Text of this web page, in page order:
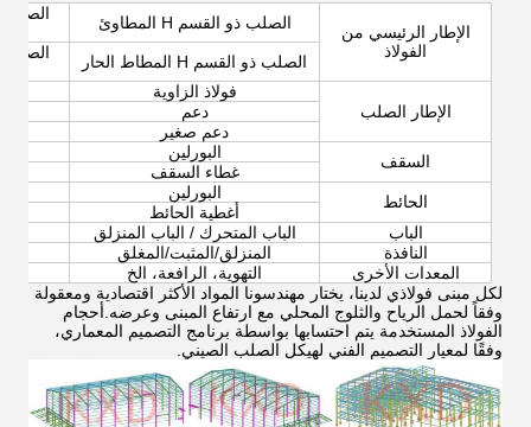
الإطار الرئيسي من
الفولاذ
الصلب ذو القسم H المطاوئ
الصلب ذو القسم H المطاط الحار
الإطار الصلب
فولاذ الزاوية
دعم
دعم صغير
السقف
البورلين
غطاء السقف
الحائط
البورلين
أغطية الحائط
الباب
الباب المتحرك / الباب المنزلق
النافذة
المنزلق/المثبت/المغلق
المعدات الأخرى
التهوية، الرافعة، الخ
لكل مبنى فولاذي لدينا، يختار مهندسونا المواد الأكثر اقتصادية ومعقولة
وفقاً لحمل الرياح والثلوج المحلي مع ارتفاع المبنى وعرضه.أحجام
الفولاذ المستخدمة يتم احتسابها بواسطة برنامج التصميم المعماري،
وفقًا لمعيار التصميم الفني لهيكل الصلب الصيني.